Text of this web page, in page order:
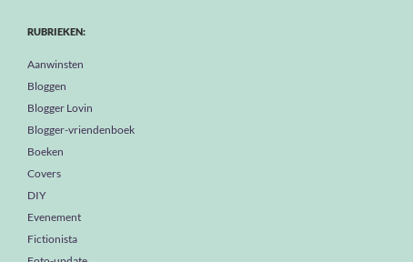
RUBRIEKEN:
Aanwinsten
Bloggen
Blogger Lovin
Blogger-vriendenboek
Boeken
Covers
DIY
Evenement
Fictionista